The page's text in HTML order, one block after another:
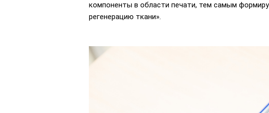
компоненты в области печати, тем самым
регенерацию ткани».